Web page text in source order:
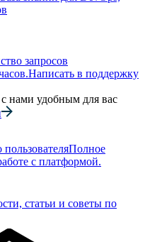
запросов
Написать в поддержку
нами удобным для вас
пользователяПолное
с платформой.
статьи и советы по